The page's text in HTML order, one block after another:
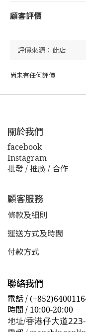
顧客評價
尚未有任何評價
關於我們
facebook
Instagram
批發 / 推廣 / 合作
顧客服務
條款及細則
運送方式及時間
付款方式
聯絡我們
電話 /
時間 / 10:00-20:00
地址/香港仔大道